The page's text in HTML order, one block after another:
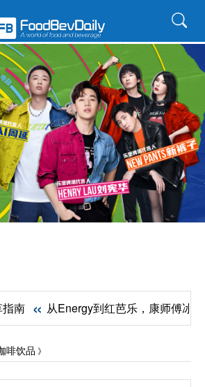
« 从Energy到红芭乐，康师傅冰红茶
啡饮品 》